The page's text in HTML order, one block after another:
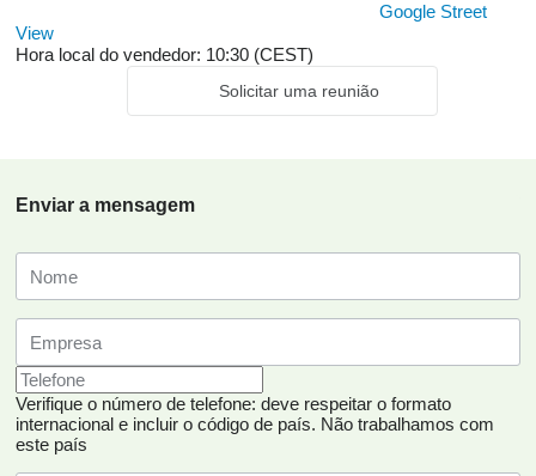
Google Street
View
Hora local do vendedor: 10:30 (CEST)
Solicitar uma reunião
Enviar a mensagem
Verifique o número de telefone: deve respeitar o formato
internacional e incluir o código de país. Não trabalhamos com
este país